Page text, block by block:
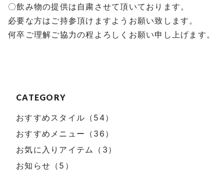
CATEGORY
おすすめスタイル（54）
おすすめメニュー（36）
お気に入りアイテム（3）
お知らせ（5）
〇飲み物の提供は自粛させて頂いております。
必要な方はご持参頂けますようお願い致します。
何卒ご理解ご協力の程よろしくお願い申し上げます。